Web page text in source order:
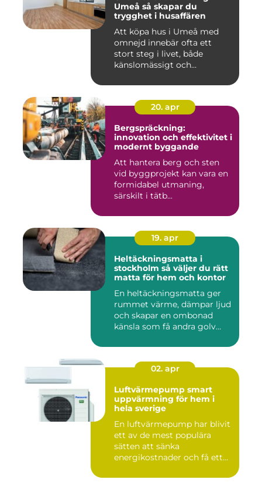
Umeå så skapar du
trygghet i husaffären
Att köpa hus i Umeå med
omnejd innebär ofta ett
stort steg i livet, både
känslomässigt och
20. apr
Bergspräckning:
innovation och effektivitet i
modernt byggande
Att hantera berg och sten
vid byggprojekt kan vara en
formidabel utmaning,
särskilt i tätb...
19. apr
Heltäckningsmatta i
stockholm så väljer du rätt
matta för hem och kontor
En heltäckningsmatta ger
rummet värme, dämpar ljud
och skapar en ombonad
känsla som få andra golv
02. apr
Luftvärmepump smart
uppvärmning för hem i
hela sverige
En luftvärmepump har blivit
ett av de mest populära
sätten att sänka
energikostnader och få ett